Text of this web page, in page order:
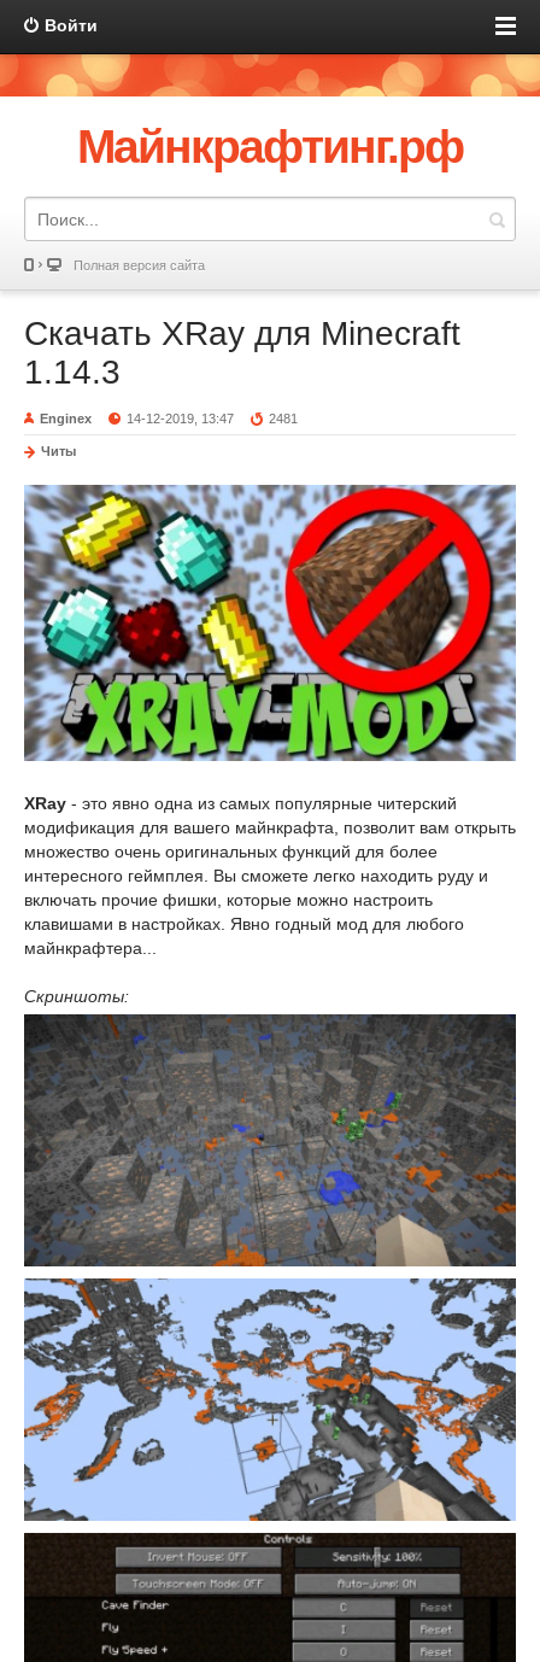
Войти
Майнкрафтинг.рф
Полная версия сайта
Скачать XRay для Minecraft
1.14.3
Enginex 14-12-2019, 13:47 2481
Читы
XRay - это явно одна из самых популярные читерский
модификация для вашего майнкрафта, позволит вам открыть
множество очень оригинальных функций для более
интересного геймплея. Вы сможете легко находить руду и
включать прочие фишки, которые можно настроить
клавишами в настройках. Явно годный мод для любого
майнкрафтера...
Скриншоты: